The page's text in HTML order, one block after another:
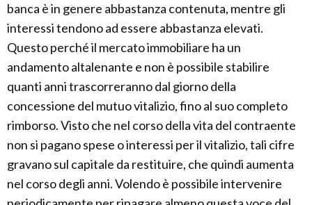
banca è in genere abbastanza contenuta, mentre gli
interessi tendono ad essere abbastanza elevati.
Questo perché il mercato immobiliare ha un
andamento altalenante e non è possibile stabilire
quanti anni trascorreranno dal giorno della
concessione del mutuo vitalizio, fino al suo completo
rimborso. Visto che nel corso della vita del contraente
non si pagano spese o interessi per il vitalizio, tali cifre
gravano sul capitale da restituire, che quindi aumenta
nel corso degli anni. Volendo è possibile intervenire